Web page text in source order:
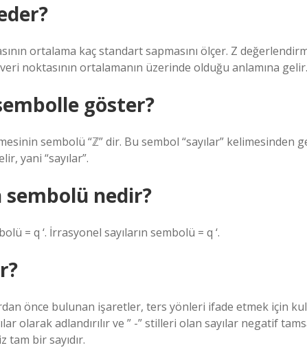
ortalama kaç standart sapmasını ölçer. Z
noktasının ortalamanın üzerinde olduğu anlamına gelir.
göster?
sembolü “ℤ” dir. Bu sembol “sayılar” kelimesinden
yani “sayılar”.
sembolü nedir?
= q ‘. İrrasyonel sayıların sembolü = q ‘.
önce bulunan işaretler, ters yönleri ifade etmek için
olarak adlandırılır ve ” -” stilleri olan sayılar negatif
tam bir sayıdır.